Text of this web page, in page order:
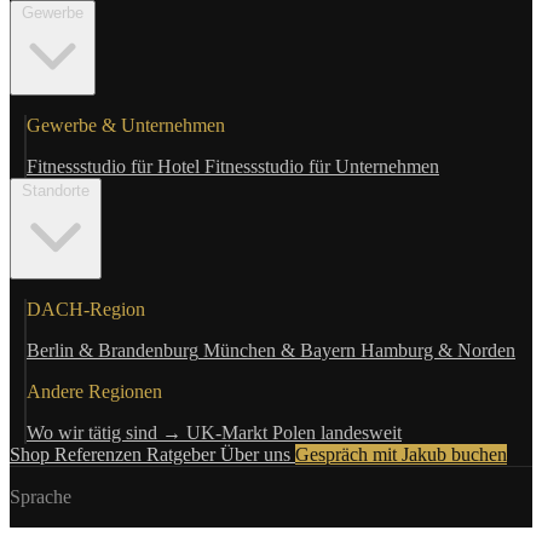
Gewerbe
Gewerbe & Unternehmen
Fitnessstudio für Hotel Fitnessstudio für Unternehmen
Standorte
DACH-Region
Berlin & Brandenburg München & Bayern Hamburg & Norden
Andere Regionen
Wo wir tätig sind → UK-Markt Polen landesweit
Shop Referenzen RatgeberÜber uns Gespräch mit Jakub buchen
Sprache